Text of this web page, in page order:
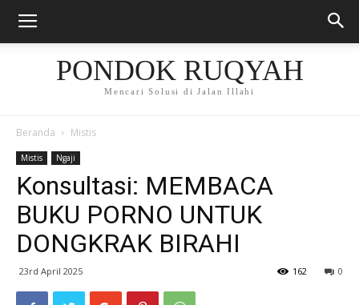
PONDOK RUQYAH
Mencari Solusi di Jalan Illahi
Beranda Mistis
Mistis Ngaji
Konsultasi: MEMBACA
BUKU PORNO UNTUK
DONGKRAK BIRAHI
23rd April 2025 0
162